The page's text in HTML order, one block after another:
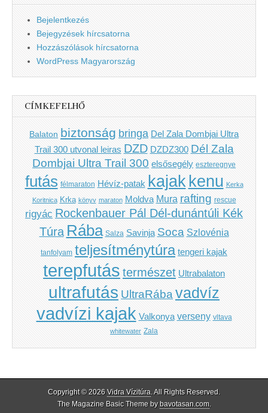
Bejelentkezés
Bejegyzések hírcsatorna
Hozzászólások hírcsatorna
WordPress Magyarország
CÍMKEFELHŐ
Balaton biztonság bringa Del Zala Dombjai Ultra
Trail 300 utvonal leiras DZD DZDZ300 Dél Zala
Dombjai Ultra Trail 300 elsősegély eszteregnye
futás félmaraton Hévíz-patak kajakkenu Kerka
Koritnica Krka könyv maraton Moldva Mura rafting rescue
rigyác Rockenbauer Pál Dél-dunántúli Kék
Túra Rába Salza Savinja Soca Szlovénia
tanfolyam teljesítménytúra tengeri kajak
terepfutás természet Ultrabalaton
ultrafutás UltraRábavadvíz
vadvízi kajak Valkonya verseny vltava
whitewater Zala
Copyright © 2026 Vidra Vízitúra. All Rights Reserved.
The Magazine Basic Theme bybavotasan.com.